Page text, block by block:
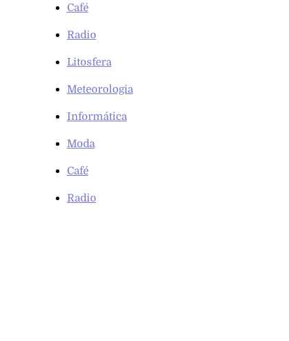
Café
Radio
Litosfera
Meteorologia
Informática
Moda
Café
Radio